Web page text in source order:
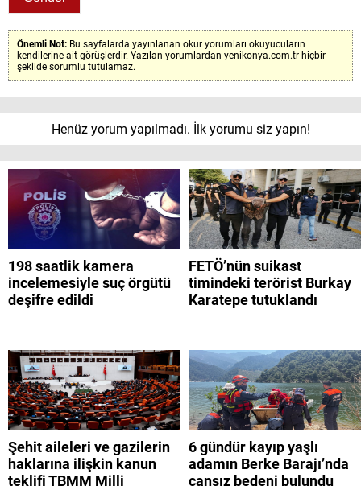
Önemli Not: Bu sayfalarda yayınlanan okur yorumları okuyucuların
kendilerine ait görüşlerdir. Yazılan yorumlardan yenikonya.com.tr hiçbir
şekilde sorumlu tutulamaz.
Henüz yorum yapılmadı. İlk yorumu siz yapın!
198 saatlik kamera
incelemesiyle suç örgütü
deşifre edildi
FETÖ’nün suikast
timindeki terörist Burkay
Karatepe tutuklandı
Şehit aileleri ve gazilerin
haklarına ilişkin kanun
teklifi TBMM Milli
6 gündür kayıp yaşlı
adamın Berke Barajı’nda
cansız bedeni bulundu